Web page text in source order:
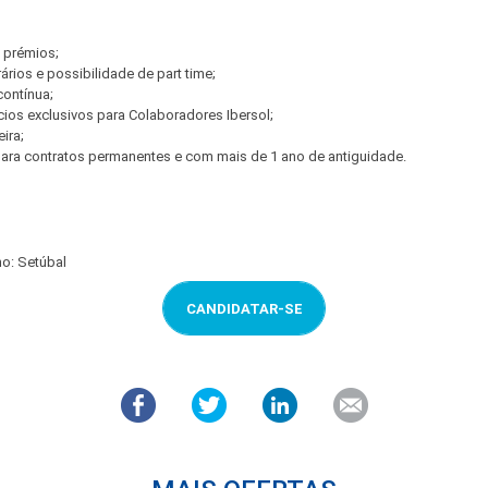
e possibilidade de part time;
exclusivos para Colaboradores Ibersol;
contratos permanentes e com mais de 1 ano de antiguidade.
Setúbal
CANDIDATAR-SE